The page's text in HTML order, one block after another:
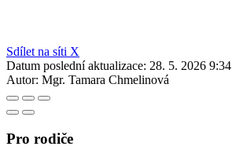
Sdílet na síti X
Datum poslední aktualizace: 28. 5. 2026 9:34
Autor: Mgr. Tamara Chmelinová
Pro rodiče